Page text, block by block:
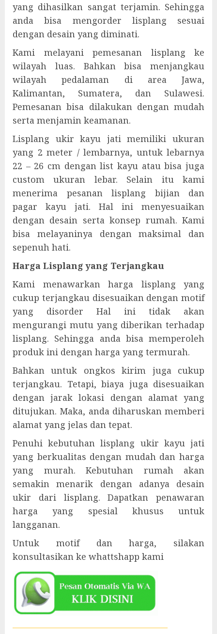
yang dihasilkan sangat terjamin. Sehingga
anda bisa mengorder lisplang sesuai
dengan desain yang diminati.
Kami melayani pemesanan lisplang ke
wilayah luas. Bahkan bisa menjangkau
wilayah pedalaman di area Jawa,
Kalimantan, Sumatera, dan Sulawesi.
Pemesanan bisa dilakukan dengan mudah
serta menjamin keamanan.
Lisplang ukir kayu jati memiliki ukuran
yang 2 meter / lembarnya, untuk lebarnya
22 – 26 cm dengan list kayu atau bisa juga
custom ukuran lebar. Selain itu kami
menerima pesanan lisplang bijian dan
pagar kayu jati. Hal ini menyesuaikan
dengan desain serta konsep rumah. Kami
bisa melayaninya dengan maksimal dan
sepenuh hati.
Harga Lisplang yang Terjangkau
Kami menawarkan harga lisplang yang
cukup terjangkau disesuaikan dengan motif
yang disorder Hal ini tidak akan
mengurangi mutu yang diberikan terhadap
lisplang. Sehingga anda bisa memperoleh
produk ini dengan harga yang termurah.
Bahkan untuk ongkos kirim juga cukup
terjangkau. Tetapi, biaya juga disesuaikan
dengan jarak lokasi dengan alamat yang
ditujukan. Maka, anda diharuskan memberi
alamat yang jelas dan tepat.
Penuhi kebutuhan lisplang ukir kayu jati
yang berkualitas dengan mudah dan harga
yang murah. Kebutuhan rumah akan
semakin menarik dengan adanya desain
ukir dari lisplang. Dapatkan penawaran
harga yang spesial khusus untuk
langganan.
Untuk motif dan harga, silakan
konsultasikan ke whattshapp kami